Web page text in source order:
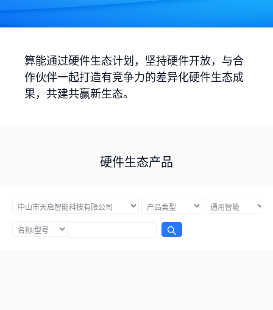
算能通过硬件生态计划，坚持硬件开放，与合
作伙伴一起打造有竞争力的差异化硬件生态成
果，共建共赢新生态。
硬件生态产品